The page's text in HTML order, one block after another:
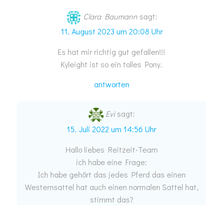
Clara Baumann sagt:
11. August 2023 um 20:08 Uhr
Es hat mir richtig gut gefallen!!!
Kyleight ist so ein tolles Pony.
antworten
Evi sagt:
15. Juli 2022 um 14:56 Uhr
Hallo liebes Reitzeit-Team
ich habe eine Frage:
Ich habe gehört das jedes Pferd das einen
Westernsattel hat auch einen normalen Sattel hat,
stimmt das?